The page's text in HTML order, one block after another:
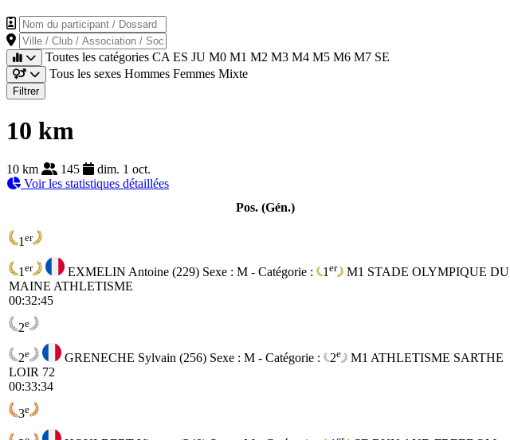
Nom du participant / Dossard
Ville / Club / Association / Société
Toutes les catégories CA ES JU M0 M1 M2 M3 M4 M5 M6 M7 SE
Tous les sexes Hommes Femmes Mixte
Filtrer
10 km
10 km 145
dim. 1 oct.
Voir les statistiques détaillées
Pos. (Gén.)
1 er
1 er EXMELIN Antoine (229) Sexe : M - Catégorie : 1 er M1 STADE OLYMPIQUE DU
MAINE ATHLETISME
00:32:45
2e
2e GRENECHE Sylvain (256) Sexe : M - Catégorie : 2e M1 ATHLETISME SARTHE
LOIR 72
00:33:34
3e